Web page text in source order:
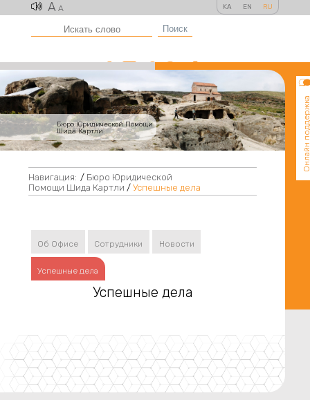
A A KA EN RU
Поиск
Бюро Юридической Помощи
Шида Картли
Онлайн
Навигация: / Бюро Юридической
Помощи Шида Картли / Успешные дела
Об Офисе Сотрудники Новости
Успешные дела
Успешные дела